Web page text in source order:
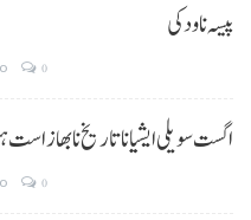
پیسہ نا ودکی
0
5 اگست سویلی ایشیا نا تاریخ نا
0